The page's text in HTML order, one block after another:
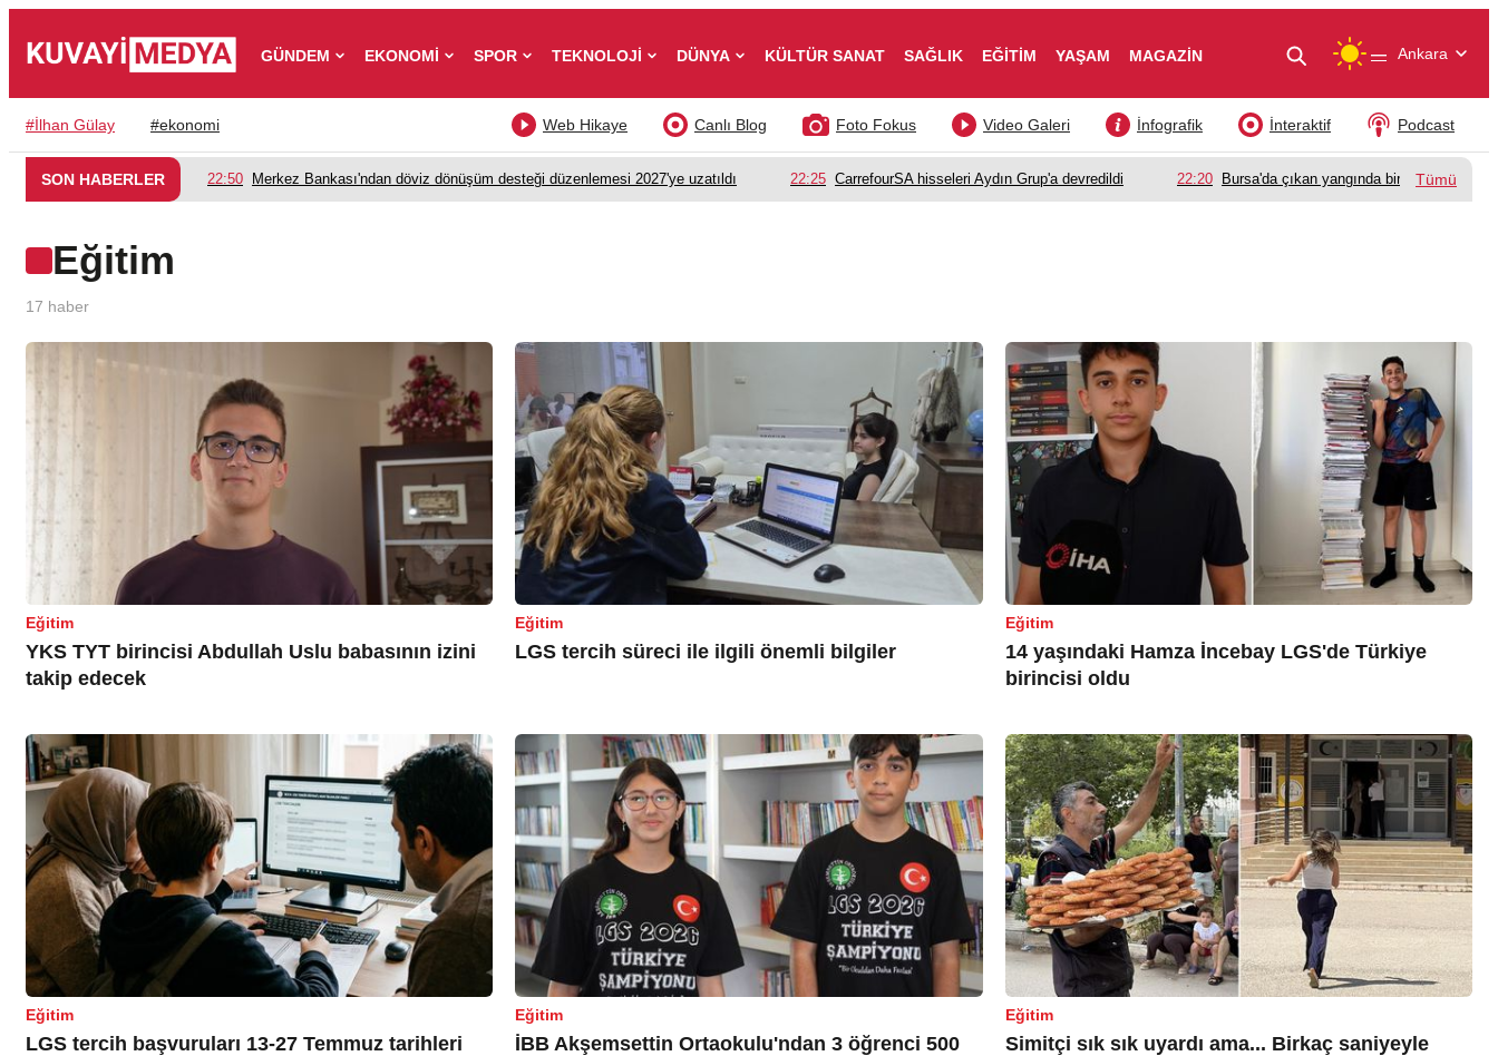
GÜNDEM EKONOMİ SPOR TEKNOLOJİ DÜNYA KÜLTÜR SANAT SAĞLIK EĞİTİM YAŞAM MAGAZİN — Ankara
#İlhan Gülay #ekonomi Podcast
İnteraktif
İnfografik
Video Galeri
Foto Fokus
Canlı Blog
Web Hikaye
SON HABERLER 22:50 Merkez Bankası'ndan döviz dönüşüm desteği düzenlemesi 2027'ye uzatıldı 22:25 CarrefourSA hisseleri Aydın Grup'a devredildi 22:20 Bursa'da çıkan yangında bir babanın acı
Tümü
Eğitim
17 haber
Eğitim
YKS TYT birincisi Abdullah Uslu babasının izini
takip edecek
Eğitim
LGS tercih süreci ile ilgili önemli bilgiler
Eğitim
14 yaşındaki Hamza İncebay LGS'de Türkiye
birincisi oldu
Eğitim
LGS tercih başvuruları 13-27 Temmuz tarihleri
Eğitim
İBB Akşemsettin Ortaokulu'ndan 3 öğrenci 500
Eğitim
Simitçi sık sık uyardı ama... Birkaç saniyeyle